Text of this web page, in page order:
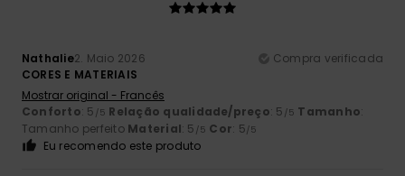
Nathalie2. Maio 2026
Compra verificada
CORES E MATERIAIS
Mostrar original - Francês
Conforto: 5 /5 Relação qualidade/preço: 5 /5 Tamanho:
Tamanho perfeito Material: 5 /5 Cor: 5/5
Eu recomendo este produto